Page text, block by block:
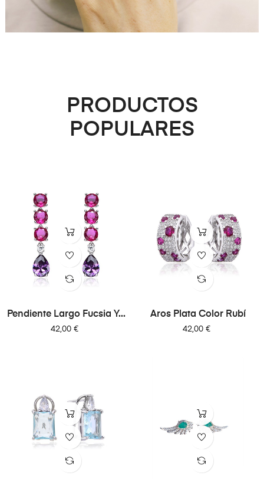
PRODUCTOS
POPULARES
Pendiente Largo Fucsia Y...
Precio
42,00 €
Aros Plata Color Rubí
Precio
42,00 €